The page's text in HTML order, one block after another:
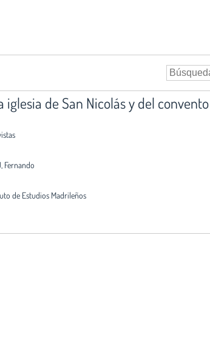
de San Nicolás y del
Fernando
de Estudios Madrileños